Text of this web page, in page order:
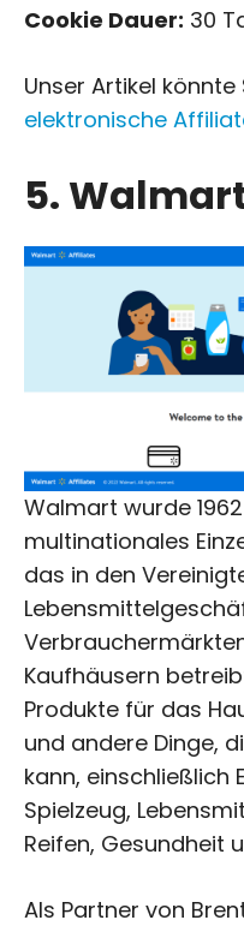
Cookie Dauer: 30
Unser Artikel
elektronische
5.
Walmart wurde
multinationales
das in den
Kaufhäusern
Produkte für das
und andere Dinge,
kann, einschließlich
Spielzeug,
Reifen, Gesundheit
Als Partner von